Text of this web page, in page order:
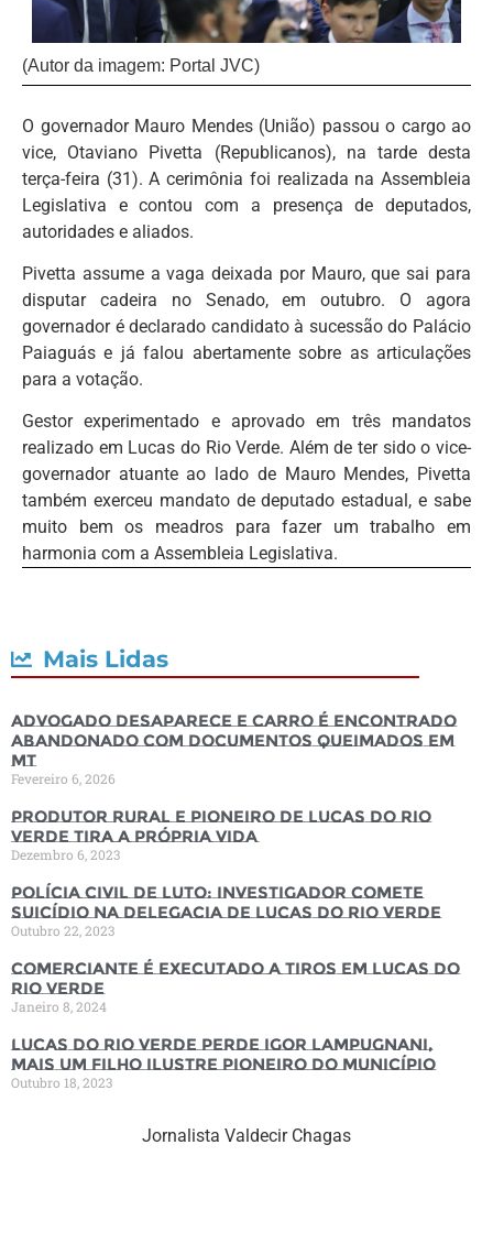
(Autor da imagem: Portal JVC)
O governador Mauro Mendes (União) passou o cargo ao
vice, Otaviano Pivetta (Republicanos), na tarde desta
terça-feira (31). A cerimônia foi realizada na Assembleia
Legislativa e contou com a presença de deputados,
autoridades e aliados.
Pivetta assume a vaga deixada por Mauro, que sai para
disputar cadeira no Senado, em outubro. O agora
governador é declarado candidato à sucessão do Palácio
Paiaguás e já falou abertamente sobre as articulações
para a votação.
Gestor experimentado e aprovado em três mandatos
realizado em Lucas do Rio Verde. Além de ter sido o vice-
governador atuante ao lado de Mauro Mendes, Pivetta
também exerceu mandato de deputado estadual, e sabe
muito bem os meadros para fazer um trabalho em
harmonia com a Assembleia Legislativa.
Mais Lidas
Advogado desaparece e carro é encontrado
abandonado com documentos queimados em
MT
Fevereiro 6, 2026
Produtor rural e pioneiro de Lucas do Rio
Verde tira a própria vida
Dezembro 6, 2023
Polícia Civil de luto: Investigador comete
suicídio na Delegacia de Lucas do Rio Verde
Outubro 22, 2023
Comerciante é executado a tiros em Lucas do
Rio Verde
Janeiro 8, 2024
Lucas do Rio Verde perde Igor Lampugnani,
mais um filho ilustre pioneiro do município
Outubro 18, 2023
Jornalista Valdecir Chagas